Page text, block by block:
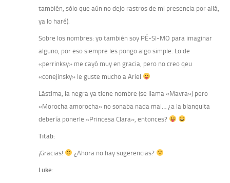
también, sólo que aún no dejo rastros de mi presencia por allá,
ya lo haré).
Sobre los nombres: yo también soy PÉ-SI-MO para imaginar
alguno, por eso siempre les pongo algo simple. Lo de
«perrinksy» me cayó muy en gracia, pero no creo qeu
«conejinsky» le guste mucho a Ariel
Lástima, la negra ya tiene nombre (se llama «Mavra») pero
«Morocha amorocha» no sonaba nada mal… ¿a la blanquita
debería ponerle «Princesa Clara», entonces?
Titab:
¡Gracias! ¿Ahora no hay sugerencias?
Luke: